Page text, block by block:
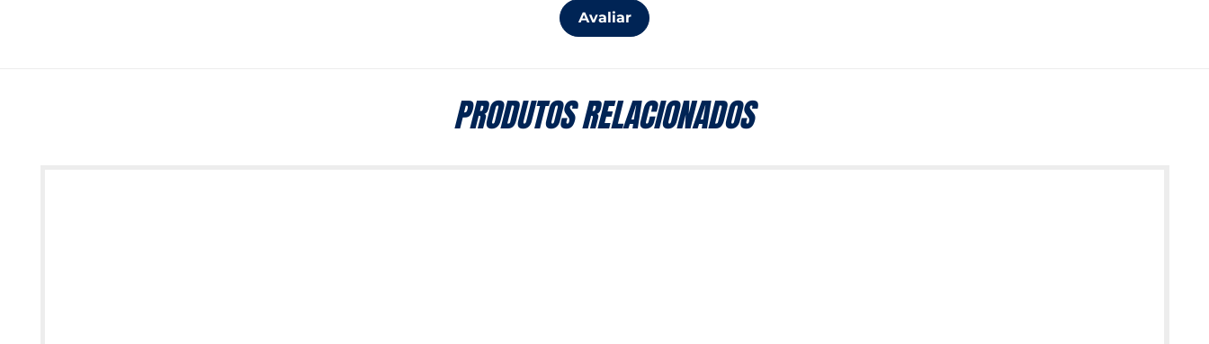
Avaliar
PRODUTOS RELACIONADOS